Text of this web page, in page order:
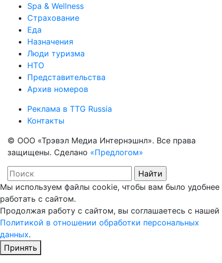
Spa & Wellness
Страхование
Еда
Назначения
Люди туризма
НТО
Представительства
Архив номеров
Реклама в TTG Russia
Контакты
© ООО «Трэвэл Медиа Интернэшнл». Все права
защищены. Сделано «Предлогом»
Мы используем файлы cookie, чтобы вам было удобнее
работать с сайтом.
Продолжая работу с сайтом, вы соглашаетесь с нашей
Политикой в отношении обработки персональных
данных.
Принять